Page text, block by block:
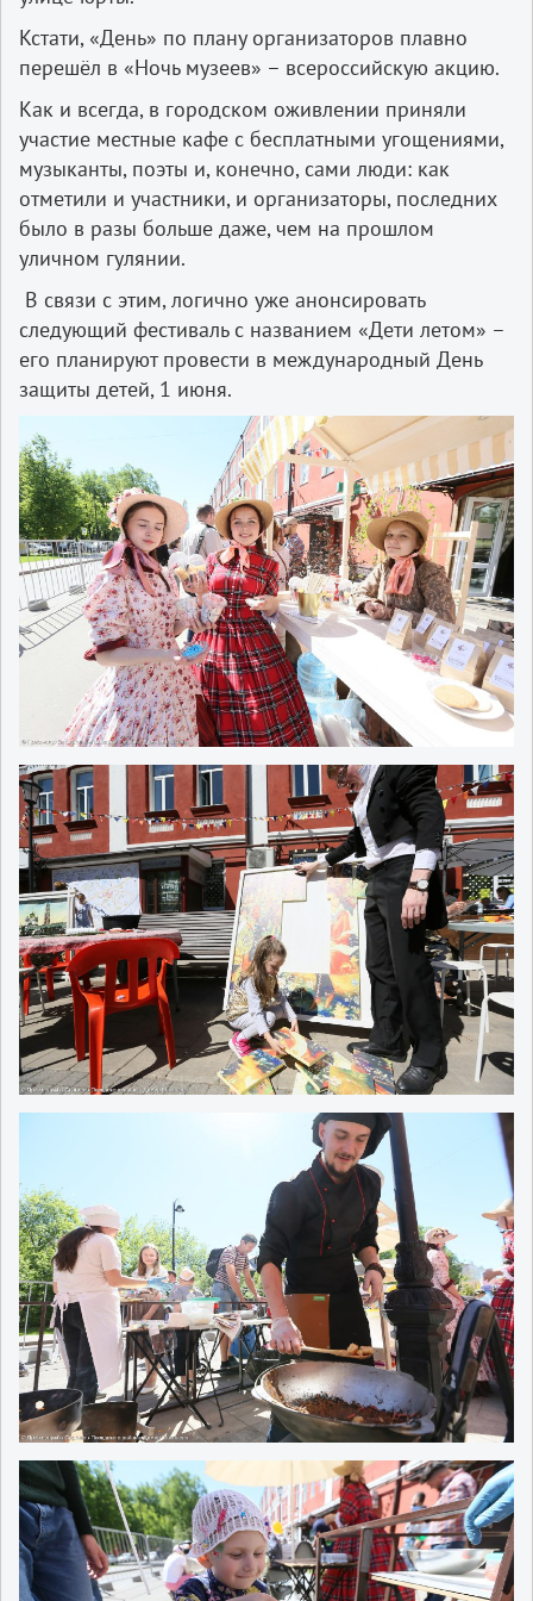
Кстати, «День» по плану организаторов плавно
перешёл в «Ночь музеев» – всероссийскую акцию.
Как и всегда, в городском оживлении приняли
участие местные кафе с бесплатными угощениями,
музыканты, поэты и, конечно, сами люди: как
отметили и участники, и организаторы, последних
было в разы больше даже, чем на прошлом
уличном гулянии.
В связи с этим, логично уже анонсировать
следующий фестиваль с названием «Дети летом» –
его планируют провести в международный День
защиты детей, 1 июня.